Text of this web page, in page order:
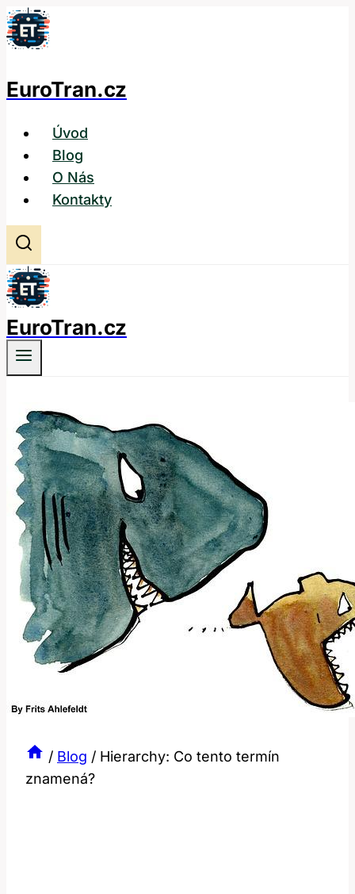
Přeskočit
na
EuroTran.cz
Úvod
Blog
O Nás
Kontakty
EuroTran.cz
/ Blog / Hierarchy: Co tento termín
znamená?